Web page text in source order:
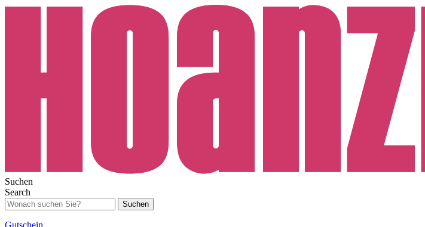
Suchen
Search
Suchen
Gutschein